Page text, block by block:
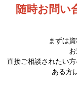
随時お問い
まずは
直接ご相談されたい
ある方